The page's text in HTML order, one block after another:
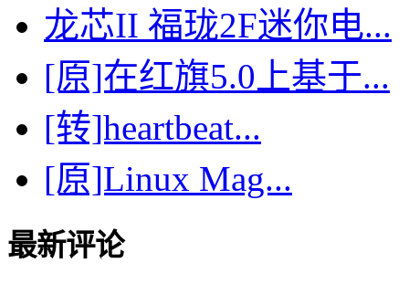
龙芯II 福珑2F迷你电...
[原]在红旗5.0上基于...
[转]heartbeat...
[原]Linux Mag...
最新评论